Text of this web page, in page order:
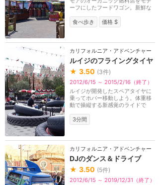
ーフにしたフードワゴン。新鮮な
食べ歩き
価格 $
カリフォルニア・アドベンチャー
ルイジのフライングタイヤ
★ 3.50 (3件)
2012/6/15 ～ 2015/2/16（終了）
ルイジが開発したスペアタイヤに
乗ってホバー移動しよう。体重移
動で操縦する新感覚のライドで
3分間
カリフォルニア・アドベンチャー
DJのダンス＆ドライブ
★ 3.50 (5件)
2012/6/15 ～ 2019/12/31（終了）